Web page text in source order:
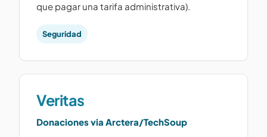
que pagar una tarifa administrativa).
Seguridad
Veritas
Donaciones via Arctera/TechSoup